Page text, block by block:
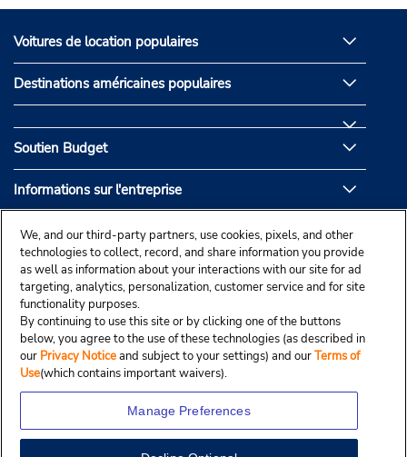
Voitures de location populaires
Destinations américaines populaires
Soutien Budget
Informations sur l'entreprise
Partenaires de Budget
We, and our third-party partners, use cookies, pixels, and other
technologies to collect, record, and share information you provide
as well as information about your interactions with our site for ad
targeting, analytics, personalization, customer service and for site
functionality purposes.
By continuing to use this site or by clicking one of the buttons
below, you agree to the use of these technologies (as described in
our Privacy Noticeand subject to your settings) and ourTerms of
Use(which contains important waivers).
Manage Preferences